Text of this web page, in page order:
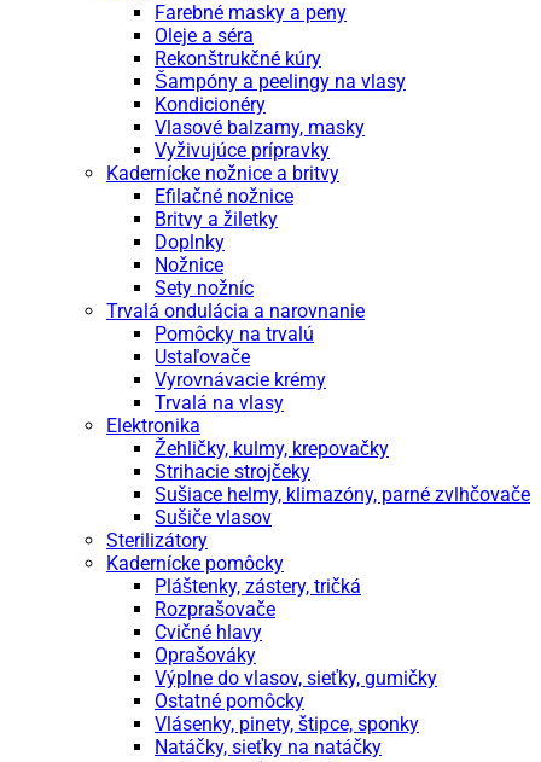
Farebné masky a peny
Oleje a séra
Rekonštrukčné kúry
Šampóny a peelingy na vlasy
Kondicionéry
Vlasové balzamy, masky
Vyživujúce prípravky
Kadernícke nožnice a britvy
Efilačné nožnice
Britvy a žiletky
Doplnky
Nožnice
Sety nožníc
Trvalá ondulácia a narovnanie
Pomôcky na trvalú
Ustaľovače
Vyrovnávacie krémy
Trvalá na vlasy
Elektronika
Žehličky, kulmy, krepovačky
Strihacie strojčeky
Sušiace helmy, klimazóny, parné zvlhčovače
Sušiče vlasov
Sterilizátory
Kadernícke pomôcky
Pláštenky, zástery, tričká
Rozprašovače
Cvičné hlavy
Oprašováky
Výplne do vlasov, sieťky, gumičky
Ostatné pomôcky
Vlásenky, pinety, štipce, sponky
Natáčky, sieťky na natáčky